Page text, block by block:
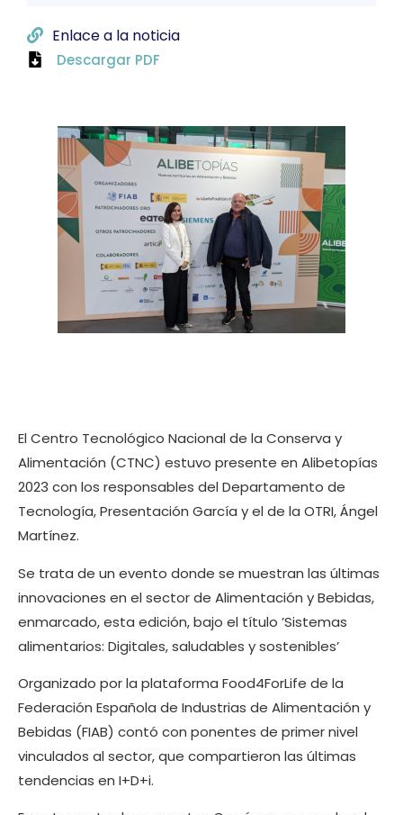
El Centro Tecnológico Nacional de la Conserva y
Alimentación (CTNC) estuvo presente en Alibetopías
2023 con los responsables del Departamento de
Tecnología, Presentación García y el de la OTRI, Ángel
Martínez.
Se trata de un evento donde se muestran las últimas
innovaciones en el sector de Alimentación y Bebidas,
enmarcado, esta edición, bajo el título ’Sistemas
alimentarios: Digitales, saludables y sostenibles’
Organizado por la plataforma Food4ForLife de la
Federación Española de Industrias de Alimentación y
Bebidas (FIAB) contó con ponentes de primer nivel
vinculados al sector, que compartieron las últimas
tendencias en I+D+i.
Enlace a la noticia
Descargar PDF